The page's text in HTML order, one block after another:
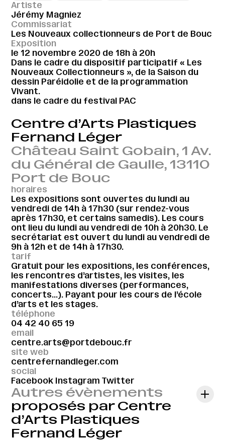
Artiste
Jérémy Magniez
Commissariat
Les Nouveaux collectionneurs de Port de Bouc
Exposition
le 12 novembre 2020 de 18h à 20h
Dans le cadre du dispositif participatif « Les
Nouveaux Collectionneurs », de la Saison du
dessin Paréidolie et de la programmation
Vivant.
dans le cadre du festival PAC
Centre d’Arts Plastiques
Fernand Léger
Château Saint Gobain, 1 Av.
du Général de Gaulle, 13110
Port de Bouc
horaires
Les expositions sont ouvertes du lundi au
vendredi de 14h à 17h30 (sur rendez-vous
après 17h30, et certains samedis). Les cours
ont lieu du lundi au vendredi de 10h à 20h30. Le
secrétariat est ouvert du lundi au vendredi de
9h à 12h et de 14h à 17h30.
tarif
Gratuit pour les expositions, les conférences,
les rencontres d’artistes, les visites, les
manifestations diverses (performances,
concerts…). Payant pour les cours de l’école
d’arts et les stages.
téléphone
04 42 40 65 19
email
centre.arts@portdebouc.fr
site web
centrefernandleger.com
social
Facebook Instagram Twitter
Autres évènements
proposés par Centre
d’Arts Plastiques
Fernand Léger